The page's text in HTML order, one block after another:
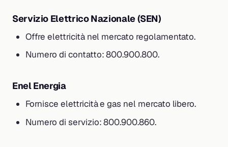
Servizio Elettrico Nazionale (SEN)
Offre elettricità nel mercato regolamentato.
Numero di contatto: 800.900.800.
Enel Energia
Fornisce elettricità e gas nel mercato libero.
Numero di servizio: 800.900.860.